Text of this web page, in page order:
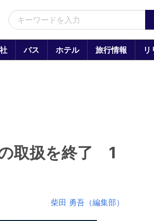
バス ホテル 旅行情報 リ
取扱を終了 1
柴田 勇吾（編集部）